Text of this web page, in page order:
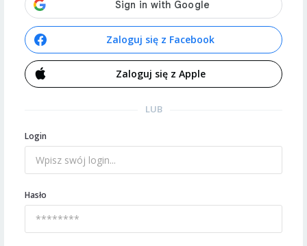
Zaloguj się z Facebook
Zaloguj się z Apple
LUB
Login
Hasło